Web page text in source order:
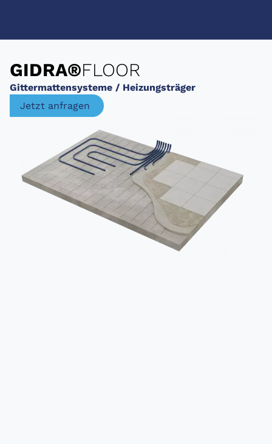
GIDRA®FLOOR
Gittermattensysteme / Heizungsträger
Jetzt anfragen